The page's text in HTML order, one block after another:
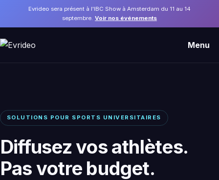
Evrideo sera présent à l'IBC Show à Amsterdam du 11 au 14
septembre. Voir nos événements
Menu
SOLUTIONS POUR SPORTS UNIVERSITAIRES
Diffusez vos athlètes.
Pas votre budget.